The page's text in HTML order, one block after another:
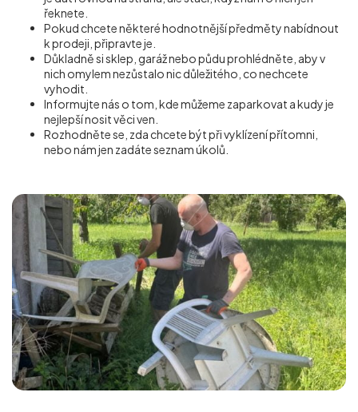
řeknete.
Pokud chcete některé hodnotnější předměty nabídnout
k prodeji, připravte je.
Důkladně si sklep, garáž nebo půdu prohlédněte, aby v
nich omylem nezůstalo nic důležitého, co nechcete
vyhodit.
Informujte nás o tom, kde můžeme zaparkovat a kudy je
nejlepší nosit věci ven.
Rozhodněte se, zda chcete být při vyklízení přítomni,
nebo nám jen zadáte seznam úkolů.